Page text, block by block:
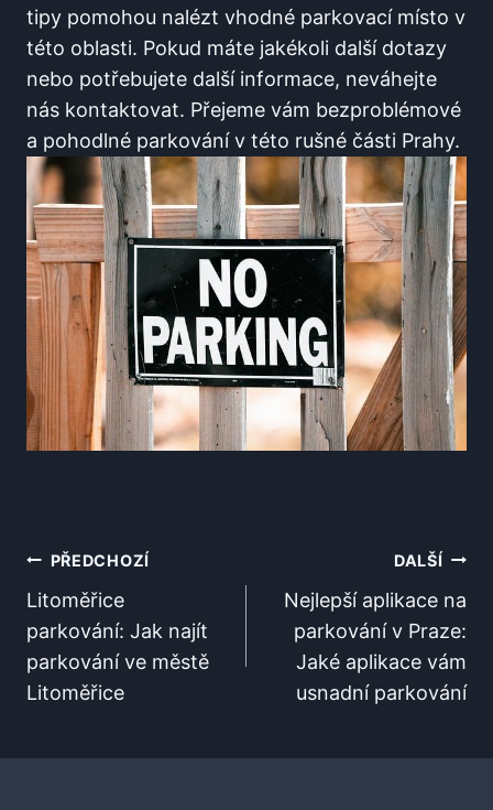
‌tipy pomohou nalézt vhodné ‌parkovací ⁣místo v
‌této oblasti. Pokud máte jakékoli další dotazy
nebo potřebujete ‌další informace, ⁣neváhejte
nás kontaktovat.​ Přejeme vám bezproblémové
a ‌pohodlné ‌parkování v této ⁢rušné části ‌Prahy.
Navigace
Pro
Příspěvek
PŘEDCHOZÍ
Litoměřice
parkování: Jak najít
parkování ve městě
Litoměřice
DALŠÍ
Nejlepší aplikace na
parkování v Praze:
Jaké aplikace vám
usnadní parkování